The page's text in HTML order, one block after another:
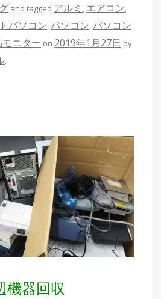
and tagged アルミ , エアコン,
パソコン,パソコン,パソコン
ニター on 2019年1月27日 by
.
機器回収